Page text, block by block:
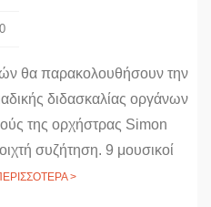
θα παρακολουθήσουν την
διδασκαλίας οργάνων
της ορχήστρας Simon
συζήτηση. 9 μουσικοί
>